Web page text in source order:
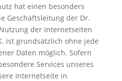
hat einen besonders
Geschäftsleitung der Dr.
der Internetseiten
ist grundsätzlich ohne jede
Daten möglich. Sofern
Services unseres
Internetseite in